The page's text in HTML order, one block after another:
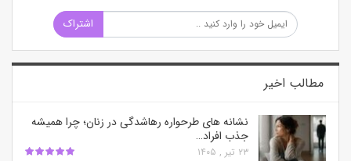
اشتراک
مطالب اخیر
نشانه های طرحواره رهاشدگی در زنان؛ چرا همیشه
جذب افراد…
۲۳ تیر , ۱۴۰۵